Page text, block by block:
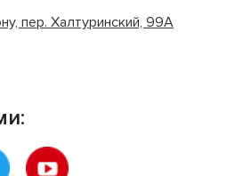
пер. Халтуринский, 99А